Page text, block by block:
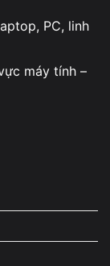
thực tế
trong
Chúng tôi
cho máy
cấp đều
PC, linh
máy tính –